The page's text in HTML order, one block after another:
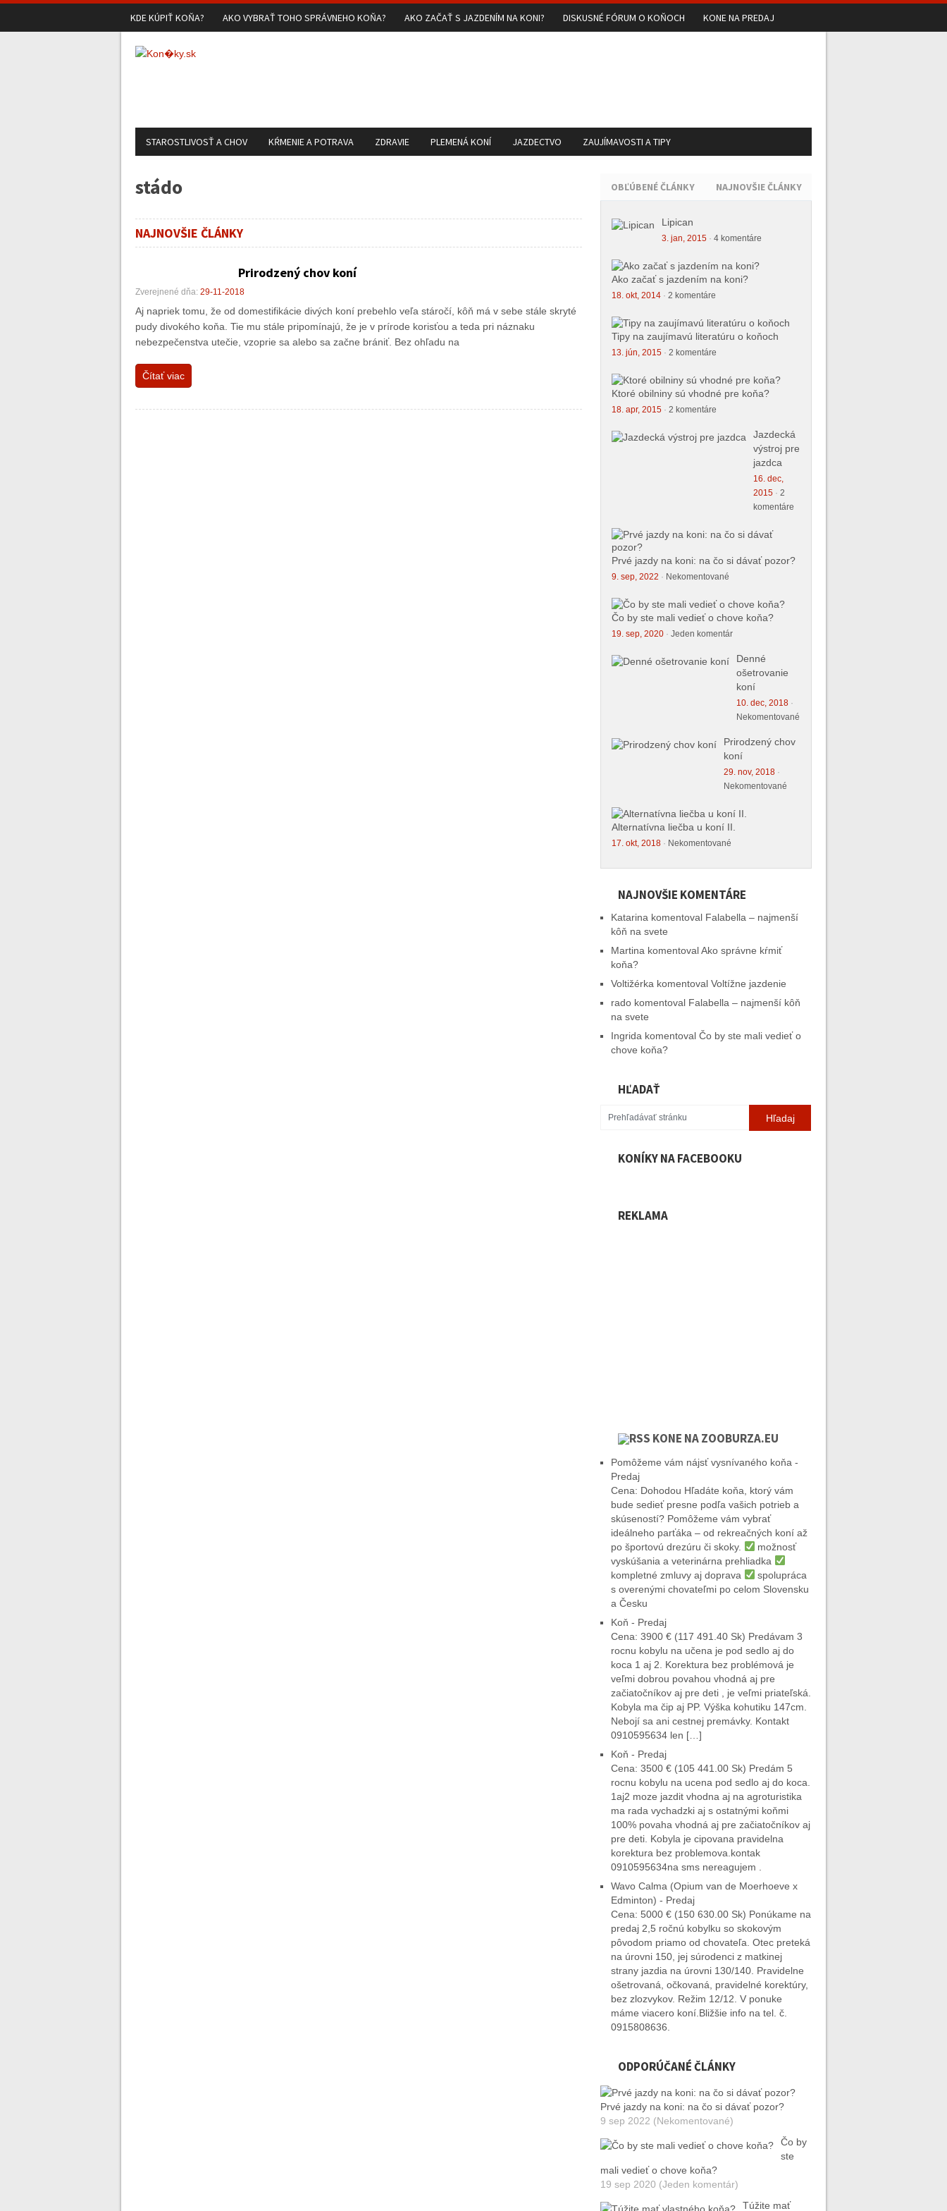
KDE KÚPIŤ KOŇA? AKO VYBRAŤ TOHO SPRÁVNEHO KOŇA? AKO ZAČAŤ S JAZDENÍM NA KONI? DISKUSNÉ FÓRUM O KOŇOCH KONE NA PREDAJ
STAROSTLIVOSŤ A CHOV KŔMENIE A POTRAVA ZDRAVIE PLEMENÁ KONÍ JAZDECTVO ZAUJÍMAVOSTI A TIPY
stádo
NAJNOVŠIE ČLÁNKY
Prirodzený chov koní
Zverejnené dňa: 29-11-2018
Aj napriek tomu, že od domestifikácie divých koní prebehlo veľa stáročí, kôň má v sebe stále skryté
pudy divokého koňa. Tie mu stále pripomínajú, že je v prírode korisťou a teda pri náznaku
nebezpečenstva utečie, vzoprie sa alebo sa začne brániť. Bez ohľadu na
Čítať viac
OBĽÚBENÉ ČLÁNKY NAJNOVŠIE ČLÁNKY
Lipican
3. jan, 2015· 4 komentáre
Ako začať s jazdením na koni?
18. okt, 2014· 2 komentáre
Tipy na zaujímavú literatúru o koňoch
13. jún, 2015· 2 komentáre
Ktoré obilniny sú vhodné pre koňa?
18. apr, 2015· 2 komentáre
Jazdecká
výstroj pre
jazdca
16. dec,
2015· 2
komentáre
Prvé jazdy na koni: na čo si dávať pozor?
9. sep, 2022 · Nekomentované
Čo by ste mali vedieť o chove koňa?
19. sep, 2020· Jeden komentár
Denné
ošetrovanie
koní
10. dec, 2018·
Nekomentované
Prirodzený chov
koní
29. nov, 2018·
Nekomentované
Alternatívna liečba u koní II.
17. okt, 2018· Nekomentované
NAJNOVŠIE KOMENTÁRE
Katarina komentoval Falabella – najmenší
kôň na svete
Martina komentovalAko správne kŕmiť
koňa?
Voltižérka komentoval Voltížne jazdenie
radokomentoval Falabella – najmenší kôň
na svete
Ingrida komentoval Čo by ste mali vedieť o
chove koňa?
HĽADAŤ
KONÍKY NA FACEBOOKU
REKLAMA
KONE NA ZOOBURZA.EU
Pomôžeme vám nájsť vysnívaného koňa -
Predaj
Cena: Dohodou Hľadáte koňa, ktorý vám
bude sedieť presne podľa vašich potrieb a
skúseností? Pomôžeme vám vybrať
ideálneho parťáka – od rekreačných koní až
po športovú drezúru či skoky.
možnosť
vyskúšania a veterinárna prehliadka
kompletné zmluvy aj doprava
spolupráca
s overenými chovateľmi po celom Slovensku
a Česku
Koň - Predaj
Cena: 3900 € (117 491.40 Sk) Predávam 3
rocnu kobylu na učena je pod sedlo aj do
koca 1 aj 2. Korektura bez problémová je
veľmi dobrou povahou vhodná aj pre
začiatočníkov aj pre deti , je veľmi priateľská.
Kobyla ma čip aj PP. Výška kohutiku 147cm.
Nebojí sa ani cestnej premávky. Kontakt
0910595634 len […]
Koň - Predaj
Cena: 3500 € (105 441.00 Sk) Predám 5
rocnu kobylu na ucena pod sedlo aj do koca.
1aj2 moze jazdit vhodna aj na agroturistika
ma rada vychadzki aj s ostatnými koňmi
100% povaha vhodná aj pre začiatočníkov aj
pre deti. Kobyla je cipovana pravidelna
korektura bez problemova.kontak
0910595634na sms nereagujem .
Wavo Calma (Opium van de Moerhoeve x
Edminton) - Predaj
Cena: 5000 € (150 630.00 Sk) Ponúkame na
predaj 2,5 ročnú kobylku so skokovým
pôvodom priamo od chovateľa. Otec preteká
na úrovni 150, jej súrodenci z matkinej
strany jazdia na úrovni 130/140. Pravidelne
ošetrovaná, očkovaná, pravidelné korektúry,
bez zlozvykov. Režim 12/12. V ponuke
máme viacero koní.Bližšie info na tel. č.
0915808636.
ODPORÚČANÉ ČLÁNKY
Prvé jazdy na koni: na čo si dávať pozor?
9 sep 2022 (Nekomentované)
Čo by
ste
mali vedieť o chove koňa?
19 sep 2020 (Jeden komentár)
Túžite mať